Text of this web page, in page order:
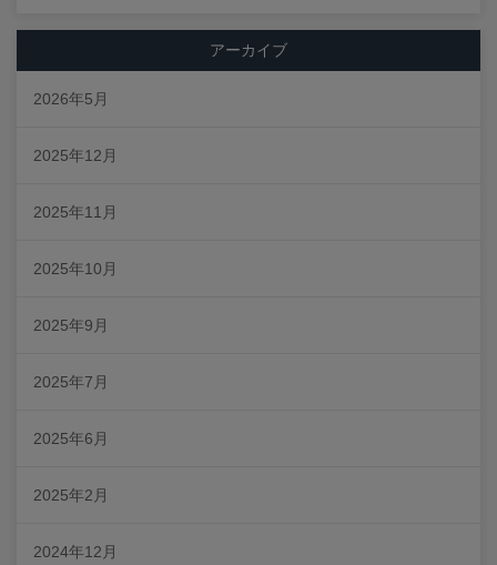
アーカイブ
2026年5月
2025年12月
2025年11月
2025年10月
2025年9月
2025年7月
2025年6月
2025年2月
2024年12月